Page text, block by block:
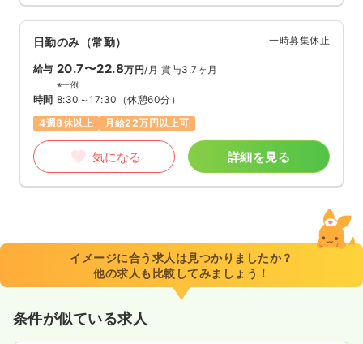
日勤のみ（常勤） 一時募集休止
給与 20.7〜22.8万円/月 賞与3.7ヶ月
※一例
時間 8:30～17:30 （休憩60分）
4週8休以上
月給22万円以上可
気になる 詳細を見る
イメージに合う求人は見つかりましたか？
他の求人も比較してみましょう！
条件が似ている求人